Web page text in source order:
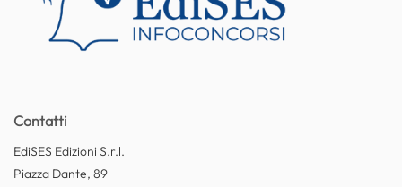
Contatti
EdiSES Edizioni S.r.l.
Piazza Dante, 89